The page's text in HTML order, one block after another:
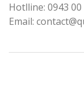
Hotlline: 0943 00
Email: